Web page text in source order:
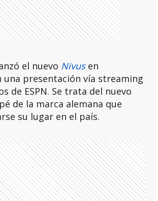
el nuevo Nivusen
una presentación vía streaming
de ESPN. Se trata del nuevo
de la marca alemana que
su lugar en el país.